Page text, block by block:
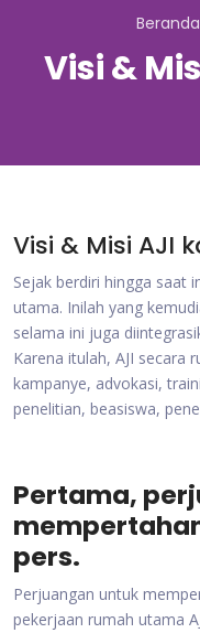
Beranda
Visi &
Visi & Misi AJI
Sejak berdiri hingga saat
utama. Inilah yang
selama ini juga
Karena itulah, AJI secara
kampanye, advokasi,
penelitian, beasiswa,
Pertama,
pers.
Perjuangan untuk
pekerjaan rumah utama